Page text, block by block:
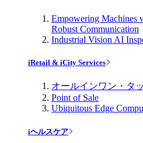
Empowering Machines
Robust Communication
Industrial Vision AI
iRetail & iCity Services
オールインワン・タ
Point of Sale
Ubiquitous Edge
iヘルスケア